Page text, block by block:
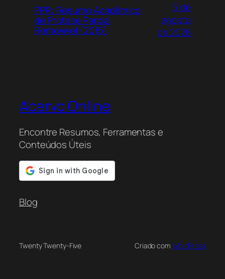
PPR: Resumo Acadêmico
de Prótese Parcial
Removível (2015)
5 de
agosto
de 2026
Acervo Online
Encontre Resumos, Ferramentas e
Conteúdos Úteis
Blog
Twenty Twenty-Five Criado com WordPress